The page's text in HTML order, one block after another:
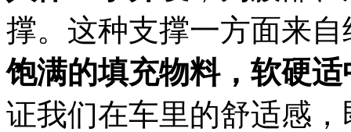
撑。这种支撑一方面来
饱满的填充物料， 软硬适
证我们在车里的舒适感